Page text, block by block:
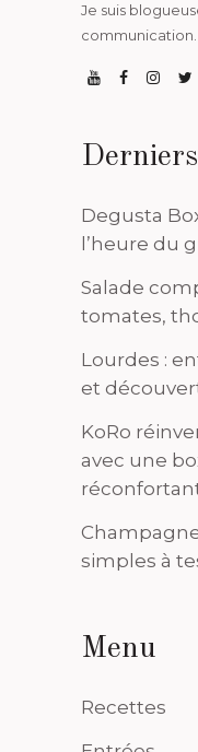
Je suis
communication.
Degusta
l’heure du
Salade
tomates,
Lourdes :
et
KoRo
avec une
simples à
Menu
Recettes